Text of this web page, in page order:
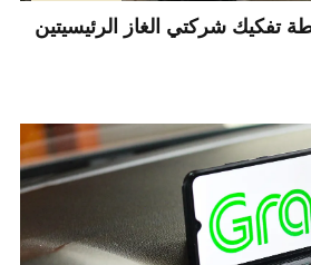
تفكيك شركتي الغاز الرئيسيتين